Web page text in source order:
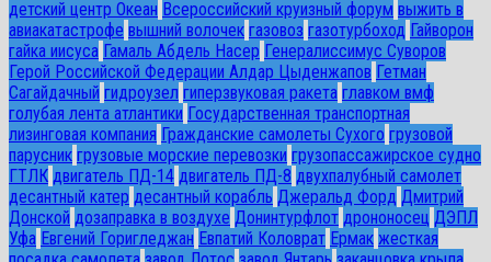
детский центр Океан Всероссийский круизный форум выжить в
авиакатастрофе вышний волочек газовоз газотурбоход Гайворон
гайка иисуса Гамаль Абдель Насер Генералиссимус Суворов
Герой Российской Федерации Алдар Цыденжапов Гетман
Сагайдачный гидроузел гиперзвуковая ракета главком вмф
голубая лента атлантики Государственная транспортная
лизинговая компания Гражданские самолеты Сухого грузовой
парусник грузовые морские перевозки грузопассажирское судно
ГТЛК двигатель ПД-14 двигатель ПД-8 двухпалубный самолет
десантный катер десантный корабль Джеральд Форд Дмитрий
Донской дозаправка в воздухе Донинтурфлот дрононосец ДЭПЛ
Уфа Евгений Горигледжан Евпатий Коловрат Ермак жесткая